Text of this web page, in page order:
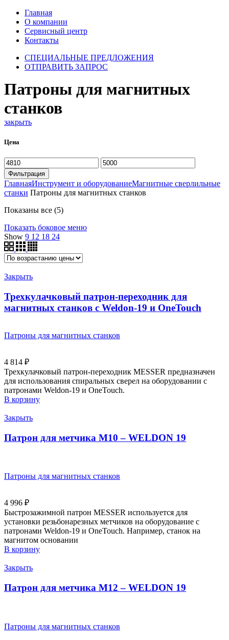
Главная
О компании
Сервисный центр
Контакты
СПЕЦИАЛЬНЫЕ ПРЕДЛОЖЕНИЯ
ОТПРАВИТЬ ЗАПРОС
Патроны для магнитных
станков
закрыть
Цена
Минимальная
цена
Максимальная
цена
Фильтрация
ГлавнаяИнструмент и оборудованиеМагнитные сверлильные
станки Патроны для магнитных станков
Показаны все (5)Цены:
возрастанию
Показать боковое меню
Show 9 12 18 24
Закрыть
Трехкулачковый патрон-переходник для
магнитных станков с Weldon-19 и OneTouch
Патроны для магнитных станков
4 814 ₽
Трехкулачковый патрон-переходник MESSER предназначен
для использования спиральных сверел на оборудовании с
патронами Weldon-19 и OneTouch.
В корзину
Закрыть
Патрон для метчика М10 – WELDON 19
Патроны для магнитных станков
4 996 ₽
Быстрозажимной патрон MESSER используется для
установки резьбонарезных метчиков на оборудование с
патронами Weldon-19 и OneTouch. Например, станок на
магнитом основании
В корзину
Закрыть
Патрон для метчика М12 – WELDON 19
Патроны для магнитных станков